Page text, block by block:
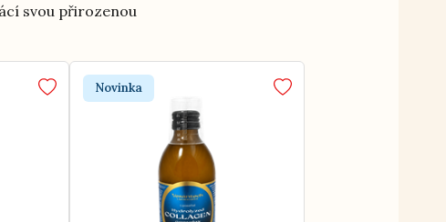
svou přirozenou
Novinka